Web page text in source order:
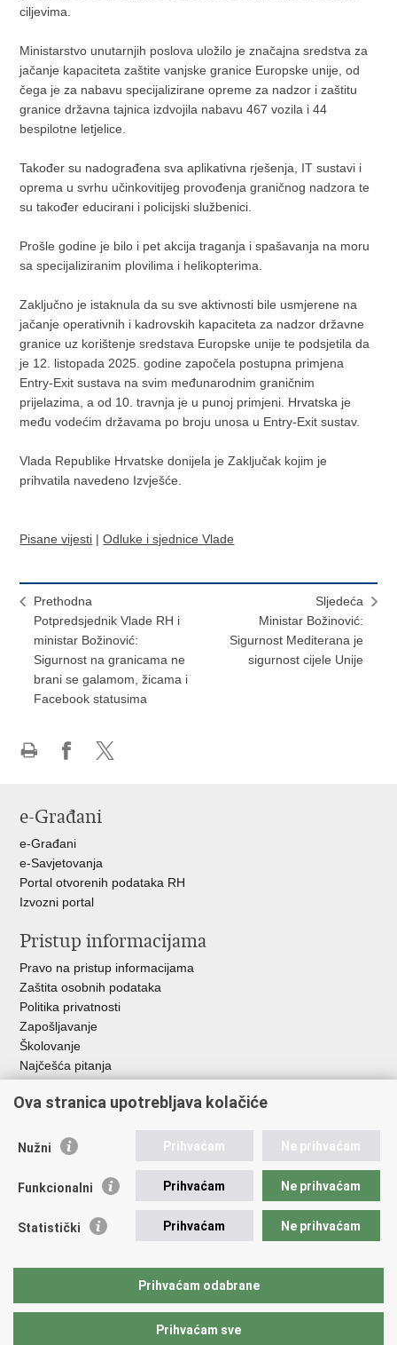
ciljevima.
Ministarstvo unutarnjih poslova uložilo je značajna sredstva za
jačanje kapaciteta zaštite vanjske granice Europske unije, od
čega je za nabavu specijalizirane opreme za nadzor i zaštitu
granice državna tajnica izdvojila nabavu 467 vozila i 44
bespilotne letjelice.
Također su nadograđena sva aplikativna rješenja, IT sustavi i
oprema u svrhu učinkovitijeg provođenja graničnog nadzora te
su također educirani i policijski službenici.
Prošle godine je bilo i pet akcija traganja i spašavanja na moru
sa specijaliziranim plovilima i helikopterima.
Zaključno je istaknula da su sve aktivnosti bile usmjerene na
jačanje operativnih i kadrovskih kapaciteta za nadzor državne
granice uz korištenje sredstava Europske unije te podsjetila da
je 12. listopada 2025. godine započela postupna primjena
Entry-Exit sustava na svim međunarodnim graničnim
prijelazima, a od 10. travnja je u punoj primjeni. Hrvatska je
među vodećim državama po broju unosa u Entry-Exit sustav.
Vlada Republike Hrvatske donijela je Zaključak kojim je
prihvatila navedeno Izvješće.
Pisane vijesti |Odluke i sjednice Vlade
Prethodna
Potpredsjednik Vlade RH i
ministar Božinović:
Sigurnost na granicama ne
brani se galamom, žicama i
Facebook statusima
Sljedeća
Ministar Božinović:
Sigurnost Mediterana je
sigurnost cijele Unije
Facebooku
X-
e-Građani
e-Građani
e-Savjetovanja
Portal otvorenih podataka RH
Izvozni portal
Pristup informacijama
Pravo na pristup informacijama
Zaštita osobnih podataka
Politika privatnosti
Zapošljavanje
Školovanje
Najčešća pitanja
Važne poveznice
EMN Nacionalna kontaktna točka za Republiku Hrvatsku
Policijska akademija
Zaklada policijske solidarnosti
Udruge
Ova stranica upotrebljava kolačiće
Nužni Prihvaćam Ne prihvaćam
Funkcionalni Prihvaćam Ne prihvaćam
Statistički Prihvaćam Ne prihvaćam
Prihvaćam odabrane
Prihvaćam sve